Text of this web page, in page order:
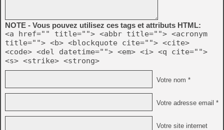
NOTE - Vous pouvez utilisez ces tags et attributs HTML:
<a href="" title=""> <abbr title=""> <acronym
title=""> <b> <blockquote cite=""> <cite>
<code> <del datetime=""> <em> <i> <q cite="">
<s> <strike> <strong>
Votre nom *
Votre adresse email *
Votre site internet